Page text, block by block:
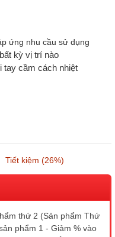
ứng nhu cầu sử dụng
kỳ vị trí nào
tay cầm cách nhiệt
Tiết kiệm (26%)
thứ 2 (Sản phẩm Thứ
phẩm 1 - Giảm % vào